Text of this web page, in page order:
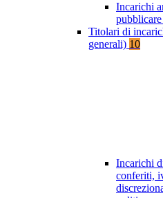
Incarichi
Titolari di
generali) 10
Incarichi
conferiti,